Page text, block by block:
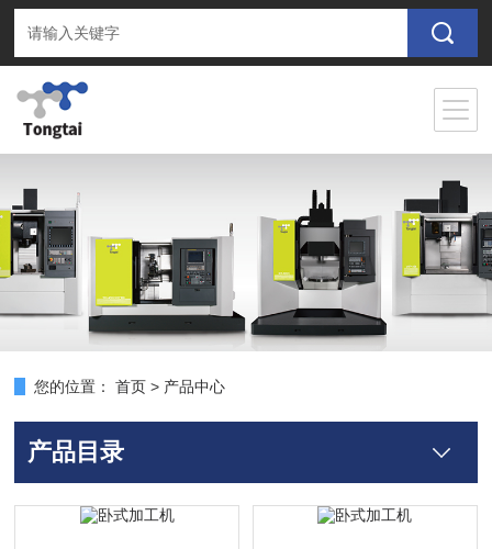
您的位置： 首页 > 产品中心
产品目录